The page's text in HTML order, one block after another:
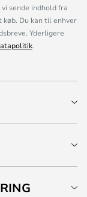
sende indhold fra
Du kan til enhver
Yderligere
.